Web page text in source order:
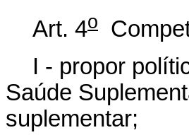
Art. 4o
I - propor
Saúde
suplementar;